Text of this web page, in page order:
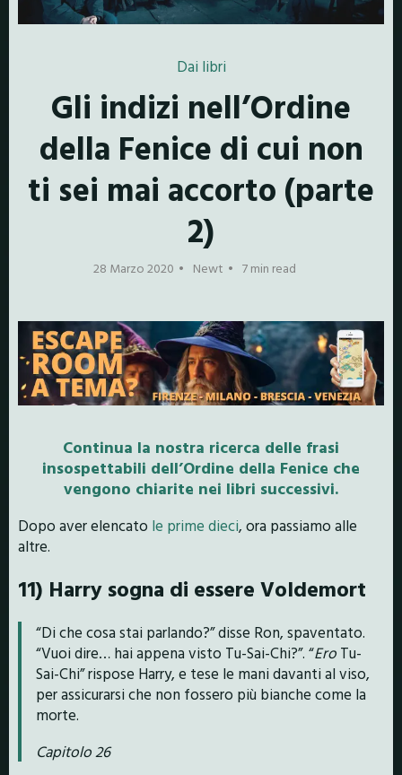
Dai libri
Gli indizi nell’Ordine
della Fenice di cui non
ti sei mai accorto (parte
2)
28 Marzo 2020 Newt 7 min read
Continua la nostra ricerca delle frasi
insospettabili dell’Ordine della Fenice che
vengono chiarite nei libri successivi.
Dopo aver elencato le prime dieci, ora passiamo alle
altre.
11) Harry sogna di essere Voldemort
“Di che cosa stai parlando?” disse Ron, spaventato.
“Vuoi dire… hai appena visto Tu-Sai-Chi?”. “Ero Tu-
Sai-Chi” rispose Harry, e tese le mani davanti al viso,
per assicurarsi che non fossero più bianche come la
morte.
Capitolo 26